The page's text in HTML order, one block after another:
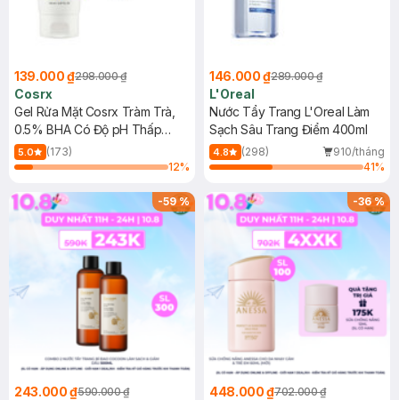
139.000 ₫298.000 ₫
Cosrx
Gel Rửa Mặt Cosrx Tràm Trà,
0.5% BHA Có Độ pH Thấp
150ml
5.0
(173)
12%
146.000 ₫289.000 ₫
L'Oreal
Nước Tẩy Trang L'Oreal Làm
Sạch Sâu Trang Điểm 400ml
4.8 (298)
910/tháng
41%
-59%
243.000 ₫590.000 ₫
-36%
448.000 ₫702.000 ₫